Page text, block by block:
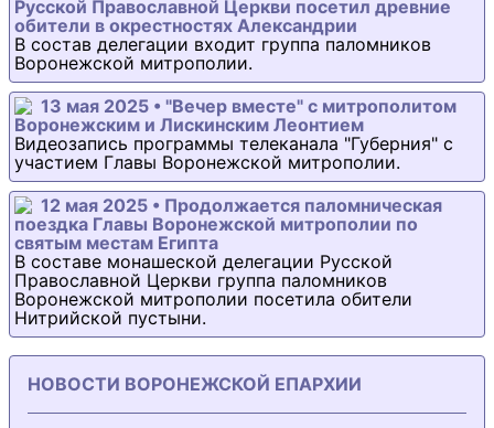
Русской Православной Церкви посетил древние
обители в окрестностях Александрии
В состав делегации входит группа паломников
Воронежской митрополии.
13 мая 2025 • "Вечер вместе" с митрополитом
Воронежским и Лискинским Леонтием
Видеозапись программы телеканала "Губерния" с
участием Главы Воронежской митрополии.
12 мая 2025 • Продолжается паломническая
поездка Главы Воронежской митрополии по
святым местам Египта
В составе монашеской делегации Русской
Православной Церкви группа паломников
Воронежской митрополии посетила обители
Нитрийской пустыни.
НОВОСТИ ВОРОНЕЖСКОЙ ЕПАРХИИ